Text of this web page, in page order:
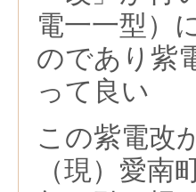
電一一型）
のであり紫
って良い
この紫電改
（現）愛